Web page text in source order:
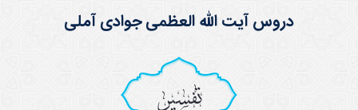
دروس آیت الله العظمی جوادی آملی
تفسیر